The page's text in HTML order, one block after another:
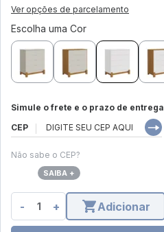
Ver opções de parcelamento
Escolha uma Cor
Simule o frete e o prazo de entrega
CEP
Não sabe o CEP?
SAIBA +
- + Adicionar